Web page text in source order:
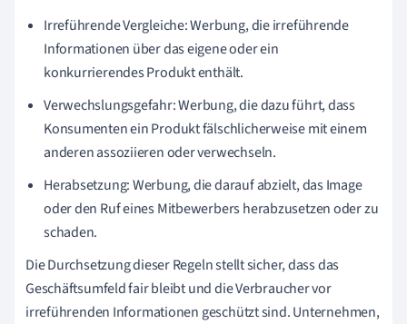
Irreführende Vergleiche: Werbung, die irreführende
Informationen über das eigene oder ein
konkurrierendes Produkt enthält.
Verwechslungsgefahr: Werbung, die dazu führt, dass
Konsumenten ein Produkt fälschlicherweise mit einem
anderen assoziieren oder verwechseln.
Herabsetzung: Werbung, die darauf abzielt, das Image
oder den Ruf eines Mitbewerbers herabzusetzen oder zu
schaden.
Die Durchsetzung dieser Regeln stellt sicher, dass das
Geschäftsumfeld fair bleibt und die Verbraucher vor
irreführenden Informationen geschützt sind. Unternehmen,